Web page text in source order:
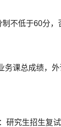
不低于60分，
务课总成绩，外
研究生招生复